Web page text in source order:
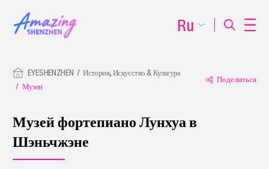
EYESHENZHEN
История, Искусство & Культура
Музеи
Поделиться
Музей фортепиано Лунхуа в
Шэньчжэне
Ru